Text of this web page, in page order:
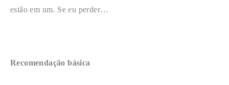
estão em um. Se eu perder…
Recomendação básica